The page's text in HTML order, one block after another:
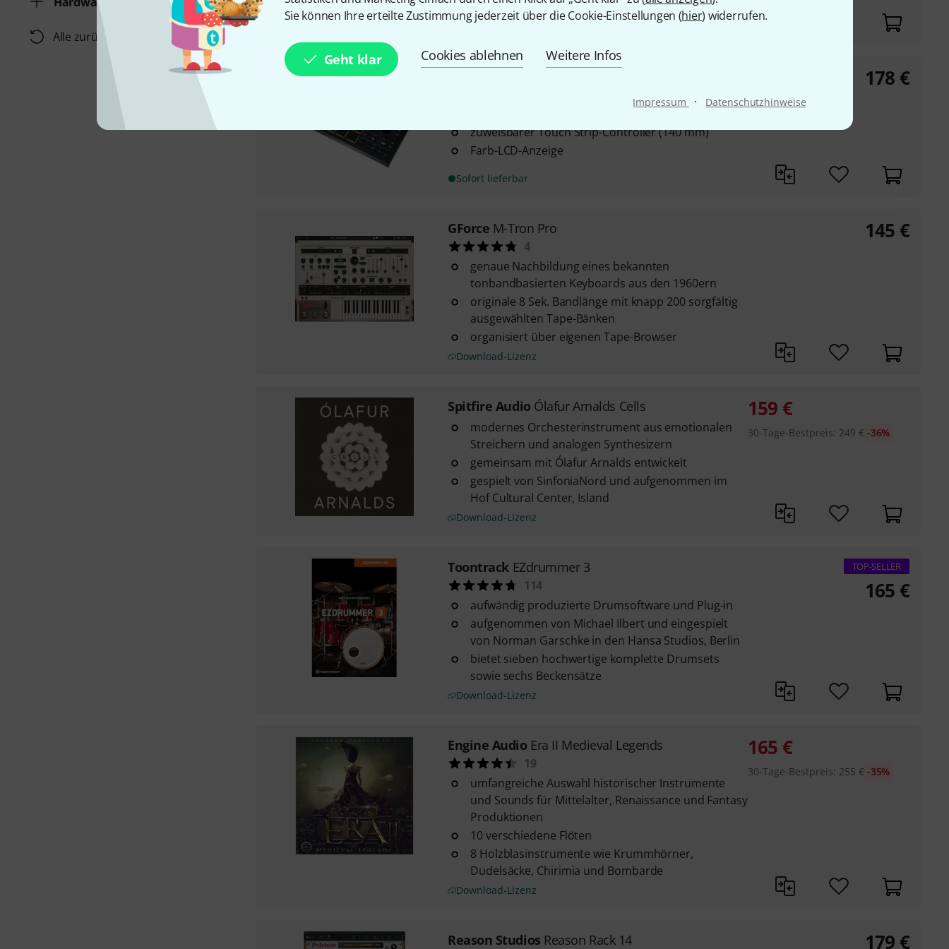
Sie können Ihre erteilte Zustimmung jederzeit über die Cookie-Einstellungen (hier) widerrufen.
Geht klar Cookies ablehnen Weitere Infos
Impressum · Datenschutzhinweise
Alle zurücksetzen
Dual-Touch Smart Strip
In 2–3 Wochen lieferbar
zuweisbarer Touch Strip-Controller (140 mm)
Farb-LCD-Anzeige
Sofort lieferbar
178 €
GForce M-Tron Pro
4
genaue Nachbildung eines bekannten
tonbandbasierten Keyboards aus den 1960ern
originale 8 Sek. Bandlänge mit knapp 200 sorgfältig
ausgewählten Tape-Bänken
organisiert über eigenen Tape-Browser
Download-Lizenz
145 €
Spitfire Audio Ólafur Arnalds Cells
modernes Orchesterinstrument aus emotionalen
Streichern und analogen Synthesizern
gemeinsam mit Ólafur Arnalds entwickelt
gespielt von SinfoniaNord und aufgenommen im
Hof Cultural Center, Island
Download-Lizenz
159 €
30-Tage-Bestpreis: 249 € -36%
Toontrack EZdrummer 3
114
aufwändig produzierte Drumsoftware und Plug-in
aufgenommen von Michael Ilbert und eingespielt
von Norman Garschke in den Hansa Studios, Berlin
bietet sieben hochwertige komplette Drumsets
sowie sechs Beckensätze
Download-Lizenz
TOP-SELLER
165 €
Engine Audio Era II Medieval Legends
19
umfangreiche Auswahl historischer Instrumente
und Sounds für Mittelalter, Renaissance und Fantasy
Produktionen
10 verschiedene Flöten
8 Holzblasinstrumente wie Krummhörner,
Dudelsäcke, Chirimia und Bombarde
Download-Lizenz
165 €
30-Tage-Bestpreis: 255 € -35%
Reason Studios Reason Rack 14 179 €